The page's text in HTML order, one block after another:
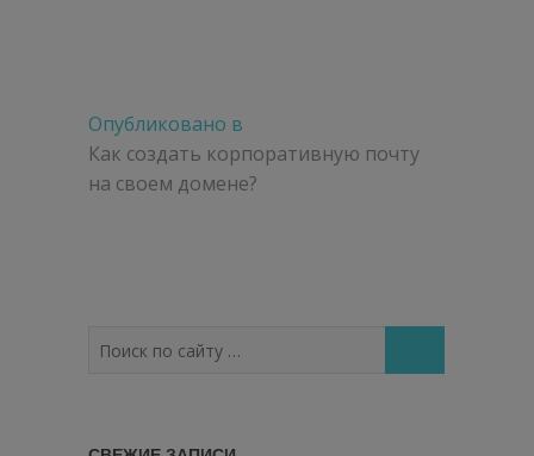
Навигация
по
записям
Опубликовано в
Как создать корпоративную почту
на своем домене?
по